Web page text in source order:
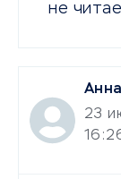
не
Анна
23